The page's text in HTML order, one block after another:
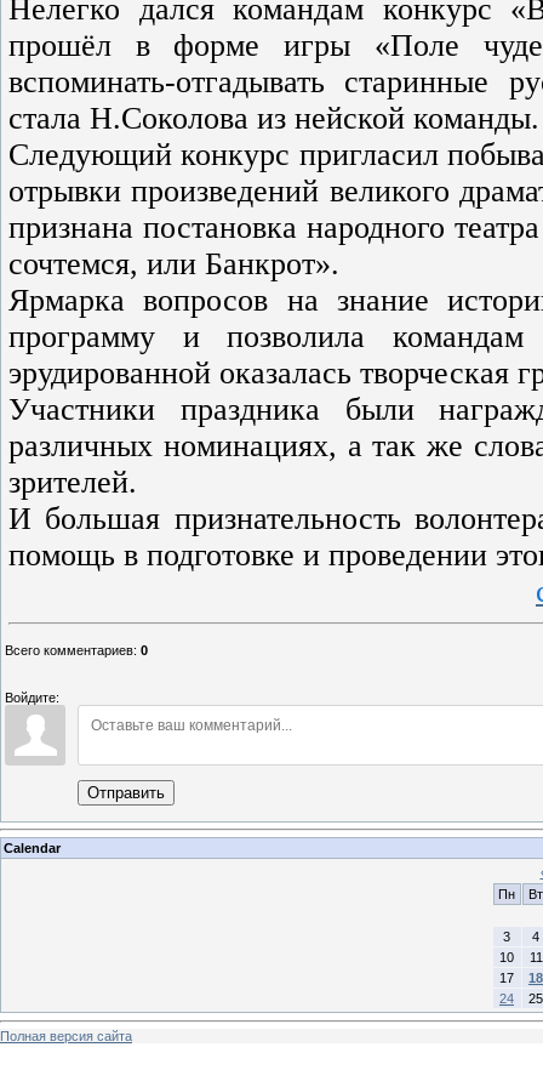
Нелегко дался командам конкурс
прошёл в форме игры «Поле
вспоминать-отгадывать старинные
стала Н.Соколова из нейской команды.
Следующий конкурс пригласил
отрывки произведений великого
признана постановка народного
сочтемся, или Банкрот».
Ярмарка вопросов на знание
программу и позволила командам
эрудированной оказалась творческая
Участники праздника были
различных номинациях, а так же
зрителей.
И большая признательность
помощь в подготовке и проведении
Всего комментариев: 0
Войдите:
Отправить
Calendar
Пн
Вт
3
4
10
11
17
18
24
25
Полная версия сайта